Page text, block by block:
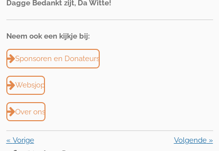
Dagge Bedankt zijt, Da Witte!
Neem ook een kijkje bij:
Sponsoren en Donateurs
Websjop
Over ons
« Vorige Volgende»